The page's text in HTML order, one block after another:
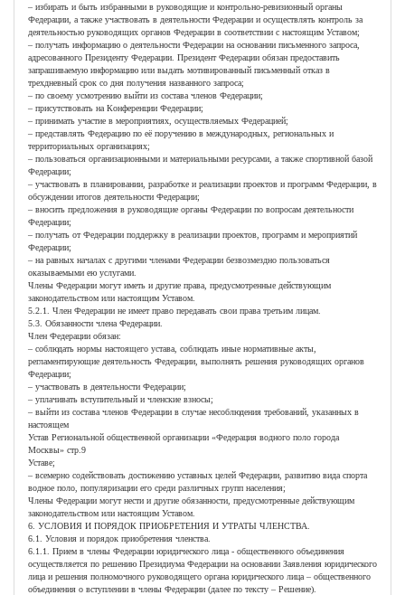
– избирать и быть избранными в руководящие и контрольно-ревизионный органы
Федерации, а также участвовать в деятельности Федерации и осуществлять контроль за
деятельностью руководящих органов Федерации в соответствии с настоящим Уставом;
– получать информацию о деятельности Федерации на основании письменного запроса,
адресованного Президенту Федерации. Президент Федерации обязан предоставить
запрашиваемую информацию или выдать мотивированный письменный отказ в
трехдневный срок со дня получения названного запроса;
– по своему усмотрению выйти из состава членов Федерации;
– присутствовать на Конференции Федерации;
– принимать участие в мероприятиях, осуществляемых Федерацией;
– представлять Федерацию по её поручению в международных, региональных и
территориальных организациях;
– пользоваться организационными и материальными ресурсами, а также спортивной базой
Федерации;
– участвовать в планировании, разработке и реализации проектов и программ Федерации, в
обсуждении итогов деятельности Федерации;
– вносить предложения в руководящие органы Федерации по вопросам деятельности
Федерации;
– получать от Федерации поддержку в реализации проектов, программ и мероприятий
Федерации;
– на равных началах с другими членами Федерации безвозмездно пользоваться
оказываемыми ею услугами.
Члены Федерации могут иметь и другие права, предусмотренные действующим
законодательством или настоящим Уставом.
5.2.1. Член Федерации не имеет право передавать свои права третьим лицам.
5.3. Обязанности члена Федерации.
Член Федерации обязан:
– соблюдать нормы настоящего устава, соблюдать иные нормативные акты,
регламентирующие деятельность Федерации, выполнять решения руководящих органов
Федерации;
– участвовать в деятельности Федерации;
– уплачивать вступительный и членские взносы;
– выйти из состава членов Федерации в случае несоблюдения требований, указанных в
настоящем
Устав Региональной общественной организации «Федерация водного поло города
Москвы» стр.9
Уставе;
– всемерно содействовать достижению уставных целей Федерации, развитию вида спорта
водное поло, популяризации его среди различных групп населения;
Члены Федерации могут нести и другие обязанности, предусмотренные действующим
законодательством или настоящим Уставом.
6. УСЛОВИЯ И ПОРЯДОК ПРИОБРЕТЕНИЯ И УТРАТЫ ЧЛЕНСТВА.
6.1. Условия и порядок приобретения членства.
6.1.1. Прием в члены Федерации юридического лица - общественного объединения
осуществляется по решению Президиума Федерации на основании Заявления юридического
лица и решения полномочного руководящего органа юридического лица – общественного
объединения о вступлении в члены Федерации (далее по тексту – Решение).